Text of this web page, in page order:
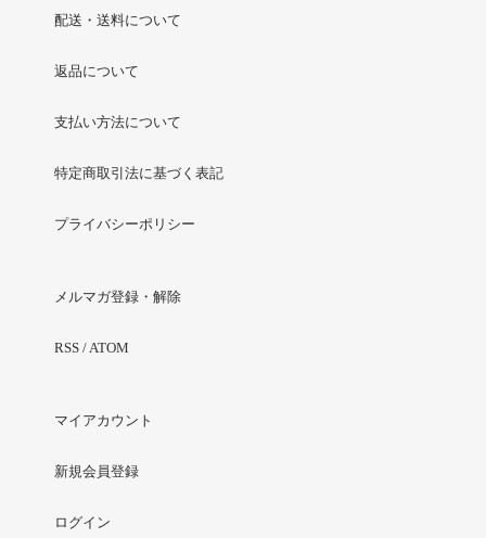
配送・送料について
返品について
支払い方法について
特定商取引法に基づく表記
プライバシーポリシー
メルマガ登録・解除
RSS /ATOM
マイアカウント
新規会員登録
ログイン